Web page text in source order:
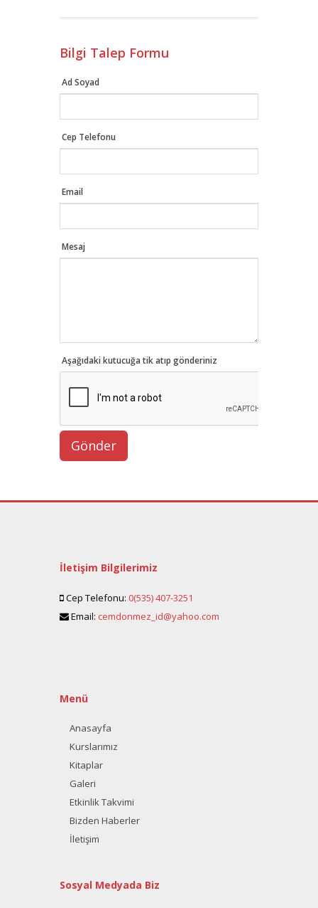
Bilgi Talep Formu
Ad Soyad
Cep Telefonu
Email
Mesaj
Aşağıdaki kutucuğa tik atıp gönderiniz
İletişim Bilgilerimiz
Cep Telefonu: 0(535) 407-3251
Email: cemdonmez_id@yahoo.com
Menü
Anasayfa
Kurslarımız
Kitaplar
Galeri
Etkinlik Takvimi
Bizden Haberler
İletişim
Sosyal Medyada Biz